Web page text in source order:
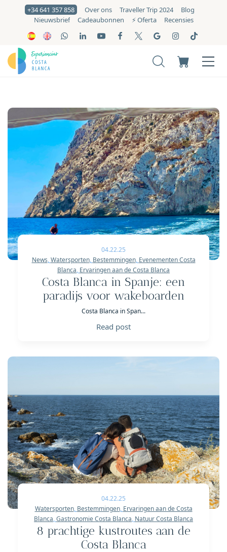
+34 641 357 858 Over ons Traveller Trip 2024
Blog
Nieuwsbrief
Cadeaubonnen ⚡️ Oferta Recensies
04.22.25
News,Watersporten, Bestemmingen, Evenementen Costa
Blanca, Ervaringen aan de Costa Blanca
Costa Blanca in Spanje: een
paradijs voor wakeboarden
Costa Blanca in Span...
Read post
04.22.25
Watersporten, Bestemmingen, Ervaringen aan de Costa
Blanca,Gastronomie Costa Blanca, Natuur Costa Blanca
8 prachtige kustroutes aan de
Costa Blanca